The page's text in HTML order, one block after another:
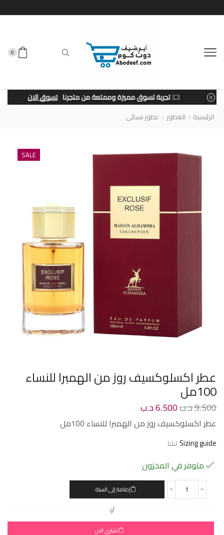
0
تجربة تسوق مميزة وممتعة من متجرنا تسوق الان
الرئيسية العطور عطور نسائى
SALE
عطر اكسلوكسيف روز من الهمبرا للنساء
100مل
9.500د.ب6.500د.ب
عطر اكسلوكسيف روز من الهمبرا للنساء 100مل
Sizing guide
متوفر في المخزون
إضافة إلى السلة
أو
اشتري الان